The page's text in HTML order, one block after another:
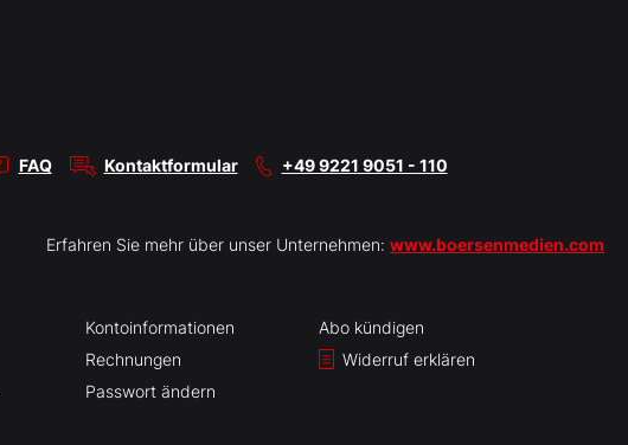
FAQ Kontaktformular +49 9221 9051 - 110
Erfahren Sie mehr über unser Unternehmen: www.boersenmedien.com
Kontoinformationen
Rechnungen
Passwort ändern
Abo kündigen
Widerruf erklären